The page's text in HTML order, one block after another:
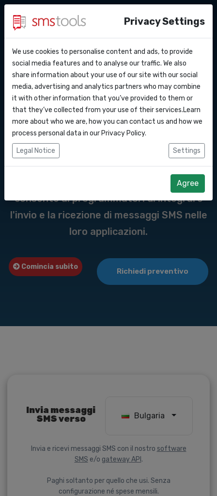
API Docs
Webhooks
Integrazioni
Zapier
Perche’ smstools?
Blog
Accordo del livello di servizio
Contatti
Richiedi un preventivo
Messaggi API del
gateway SMS verso il
Bulgaria
Un'API SMS è un'interfaccia di
programmazione delle applicazioni
(Application Programming Interface) che
consente ai programmatori di integrare
l'invio e la ricezione di messaggi SMS nelle
loro applicazioni.
Comincia subito
Richiedi preventivo
Invia messaggi
SMS verso
Bulgaria
Invia e ricevi messaggi SMS con il nostro software
SMS e/o gateway API .
Paghi soltanto per quello che usi. Senza
configurazione né spese mensili.
Privacy Settings
We use cookies to personalise content and ads, to provide
social media features and to analyse our traffic. We also
share information about your use of our site with our social
media, advertising and analytics partners who may combine
it with other information that you’ve provided to them or
that they’ve collected from your use of their services.Learn
more about who we are, how you can contact us and how we
process personal data in our Privacy Policy.
Legal Notice Settings
Agree